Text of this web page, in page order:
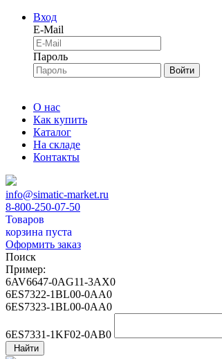
Вход
E-Mail
Пароль
Войти
О нас
Как купить
Каталог
На складе
Контакты
info@simatic-market.ru
8-800-250-07-50
Товаров
корзина пуста
Оформить заказ
Поиск
Пример:
6AV6647-0AG11-3AX0
6ES7322-1BL00-0AA0
6ES7323-1BL00-0AA0
6ES7331-1KF02-0AB0
Найти